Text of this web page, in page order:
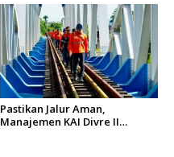
Pastikan Jalur Aman,
Manajemen KAI Divre II